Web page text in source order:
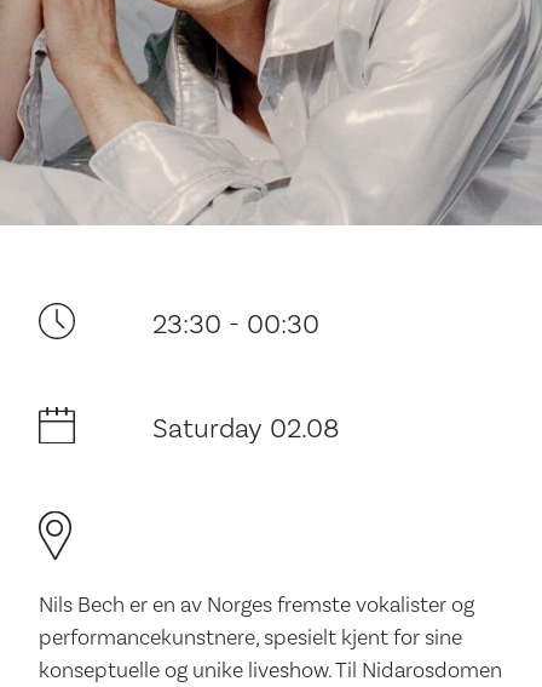
Your visit
The music in the Cathedral
History and architecture
23:30 - 00:30
Saturday 02.08
Nils Bech er en av Norges fremste vokalister og
performancekunstnere, spesielt kjent for sine
konseptuelle og unike liveshow. Til Nidarosdomen